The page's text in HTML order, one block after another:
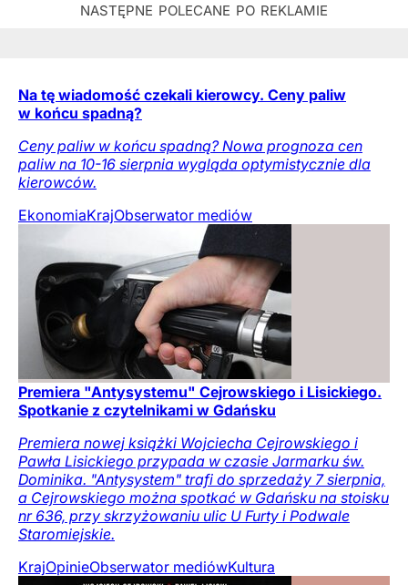
Na tę wiadomość czekali kierowcy. Ceny paliw
w końcu spadną?
Ceny paliw w końcu spadną? Nowa prognoza cen
paliw na 10-16 sierpnia wygląda optymistycznie dla
kierowców.
EkonomiaKrajObserwator mediów
Premiera "Antysystemu" Cejrowskiego i Lisickiego.
Spotkanie z czytelnikami w Gdańsku
Premiera nowej książki Wojciecha Cejrowskiego i
Pawła Lisickiego przypada w czasie Jarmarku św.
Dominika. "Antysystem" trafi do sprzedaży 7 sierpnia,
a Cejrowskiego można spotkać w Gdańsku na stoisku
nr 636, przy skrzyżowaniu ulic U Furty i Podwale
Staromiejskie.
KrajOpinieObserwator mediówKultura